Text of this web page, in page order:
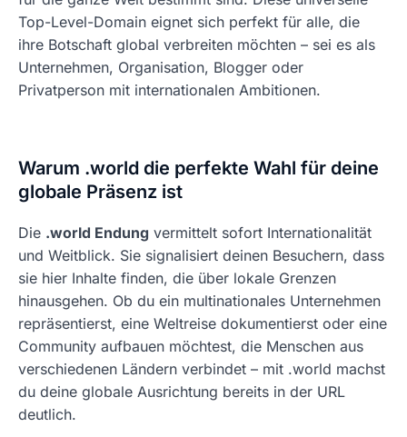
Top-Level-Domain eignet sich perfekt für alle, die
ihre Botschaft global verbreiten möchten – sei es als
Unternehmen, Organisation, Blogger oder
Privatperson mit internationalen Ambitionen.
Warum .world die perfekte Wahl für deine
globale Präsenz ist
Die .world Endung vermittelt sofort Internationalität
und Weitblick. Sie signalisiert deinen Besuchern, dass
sie hier Inhalte finden, die über lokale Grenzen
hinausgehen. Ob du ein multinationales Unternehmen
repräsentierst, eine Weltreise dokumentierst oder eine
Community aufbauen möchtest, die Menschen aus
verschiedenen Ländern verbindet – mit .world machst
du deine globale Ausrichtung bereits in der URL
deutlich.